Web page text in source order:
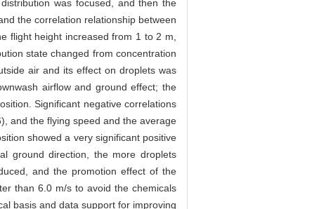
was focused, and then the
the correlation relationship between
flight height increased from 1 to 2 m,
state changed from concentration
air and its effect on droplets was
airflow and ground effect; the
Significant negative correlations
and the flying speed and the average
showed a very significant positive
ground direction, the more droplets
and the promotion effect of the
than 6.0 m/s to avoid the chemicals
basis and data support for improving